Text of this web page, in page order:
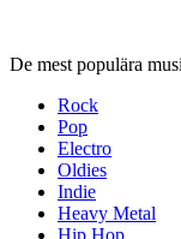
De mest populära
Rock
Pop
Electro
Oldies
Indie
Heavy Metal